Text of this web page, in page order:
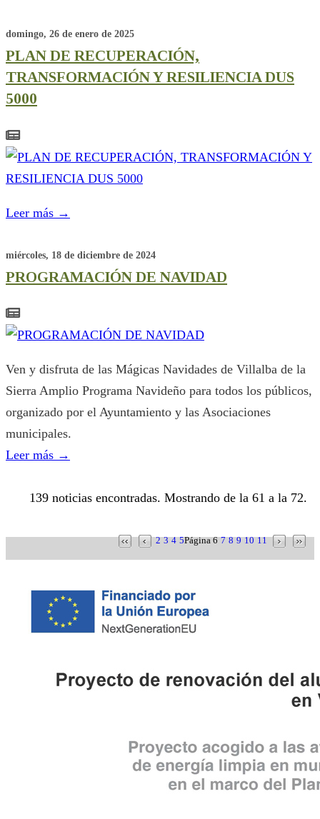
domingo, 26 de enero de 2025
PLAN DE RECUPERACIÓN,
TRANSFORMACIÓN Y RESILIENCIA DUS
5000
Leer más →
miércoles, 18 de diciembre de 2024
PROGRAMACIÓN DE NAVIDAD
Ven y disfruta de las Mágicas Navidades de Villalba de la
Sierra Amplio Programa Navideño para todos los públicos,
organizado por el Ayuntamiento y las Asociaciones
municipales.
Leer más →
139 noticias encontradas. Mostrando de la 61 a la 72.
2 3 4 5Página 6 7 8 9 10 11